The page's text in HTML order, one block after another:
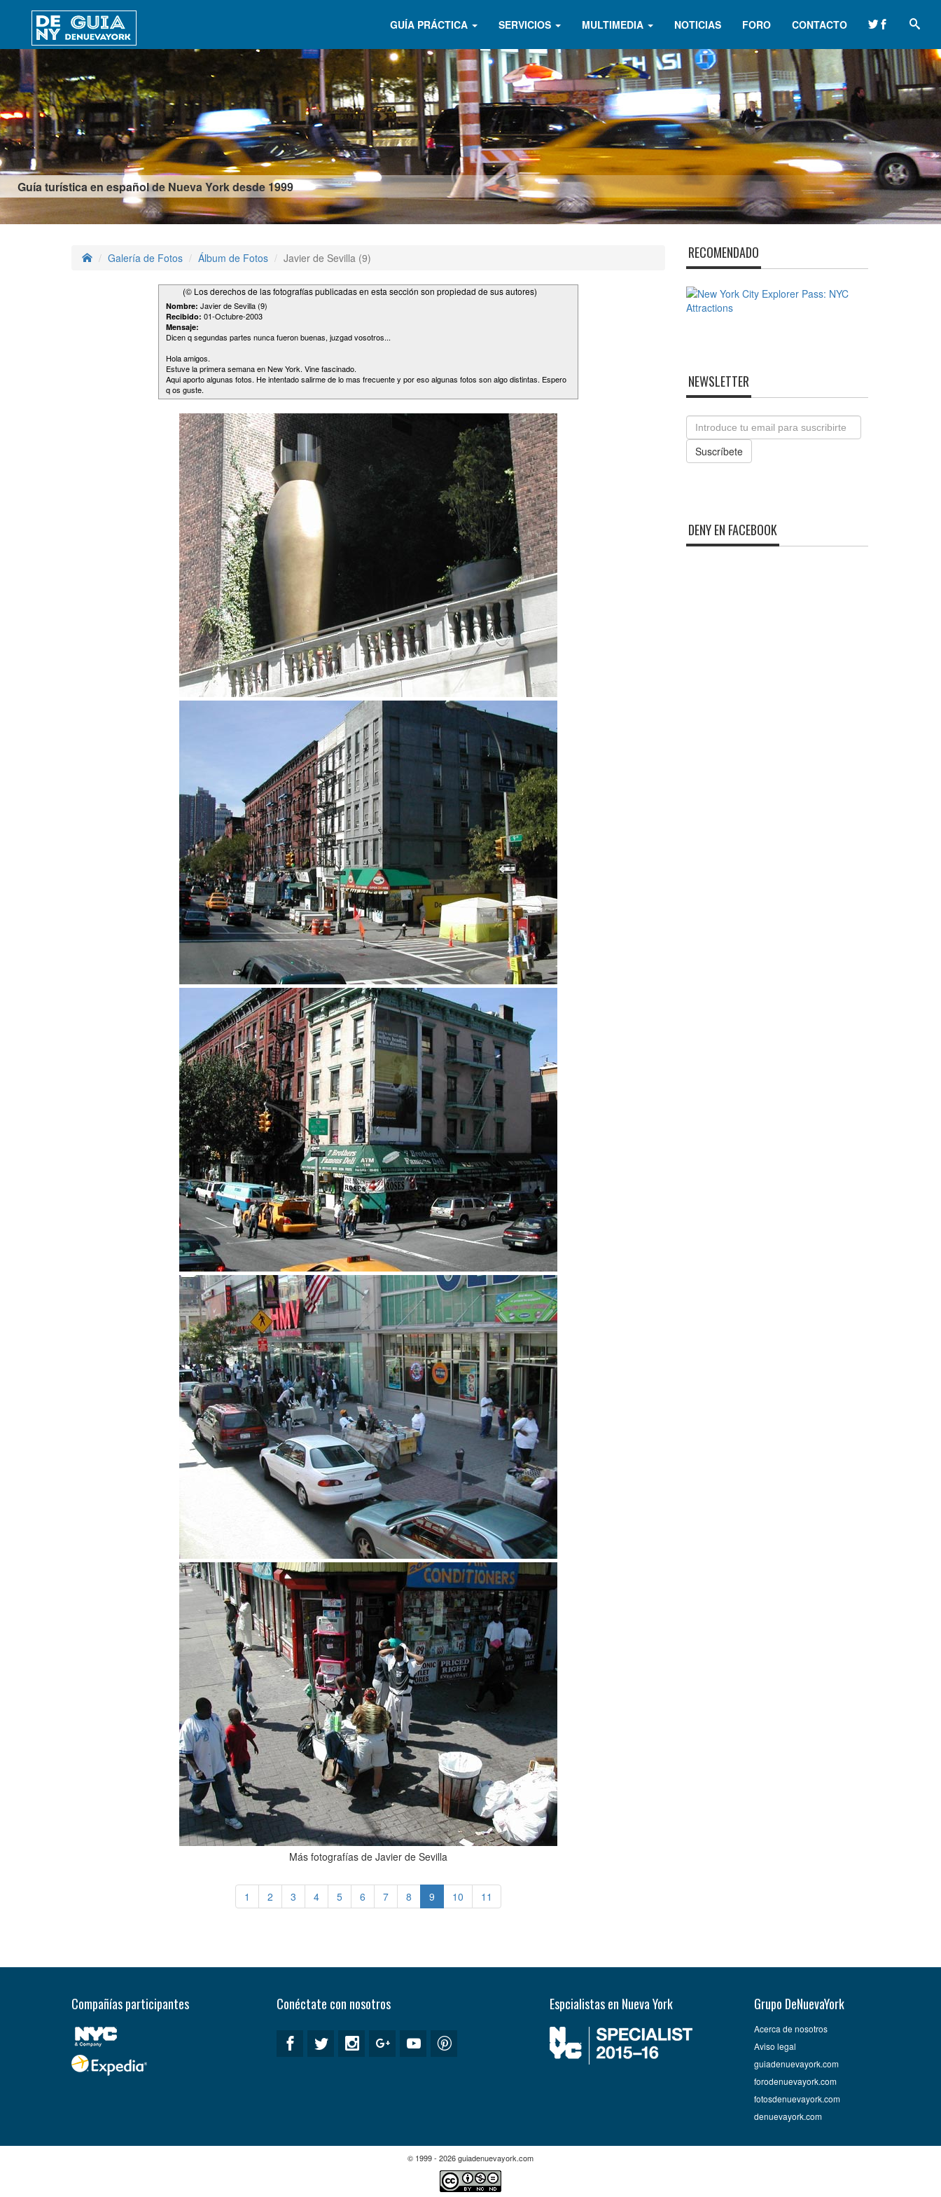
Guía turística en español de Nueva York desde 1999
GUÍA PRÁCTICA SERVICIOS MULTIMEDIA NOTICIAS FORO CONTACTO
Galería de Fotos Álbum de Fotos Javier de Sevilla (9)
(© Los derechos de las fotografías publicadas en esta sección son propiedad de sus autores)
Nombre: Javier de Sevilla (9)
Recibido: 01-Octubre-2003
Mensaje:
Dicen q segundas partes nunca fueron buenas, juzgad vosotros...
Hola amigos.
Estuve la primera semana en New York. Vine fascinado.
Aqui aporto algunas fotos. He intentado salirme de lo mas frecuente y por eso algunas fotos son algo distintas. Espero
q os guste.
Más fotografías de Javier de Sevilla
1 2 3 4 5 6 7 8 9 10 11
RECOMENDADO
NEWSLETTER
Email
Suscríbete
DENY EN FACEBOOK
Compañías participantes Conéctate con nosotros Espcialistas en Nueva York Grupo DeNuevaYork
Acerca de nosotros
Aviso legal
guiadenuevayork.com
forodenuevayork.com
fotosdenuevayork.com
denuevayork.com
© 1999 - 2026 guiadenuevayork.com